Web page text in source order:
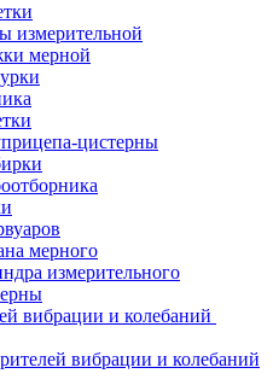
измерительной
мерной
цистерны
мерного
измерительного
вибрации и колебаний
вибрации и колебаний